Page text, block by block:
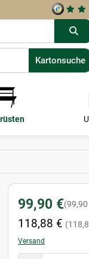
Kartonsuche
99,90 €
118,88 €
Versand